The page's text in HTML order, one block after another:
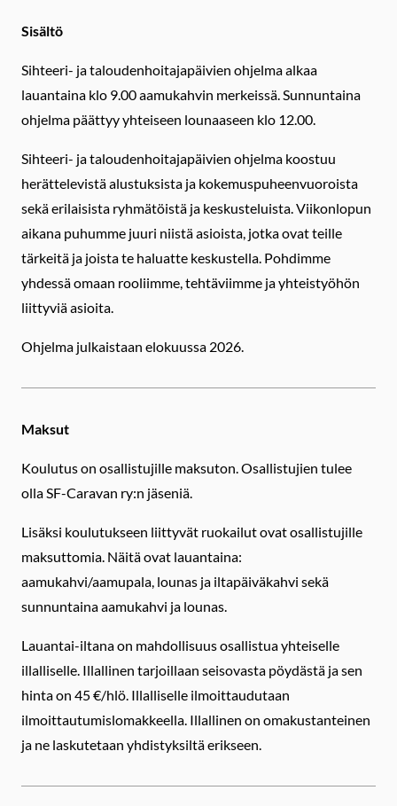
Sisältö
Sihteeri- ja taloudenhoitajapäivien ohjelma alkaa
lauantaina klo 9.00 aamukahvin merkeissä. Sunnuntaina
ohjelma päättyy yhteiseen lounaaseen klo 12.00.
Sihteeri- ja taloudenhoitajapäivien ohjelma koostuu
herättelevistä alustuksista ja kokemuspuheenvuoroista
sekä erilaisista ryhmätöistä ja keskusteluista. Viikonlopun
aikana puhumme juuri niistä asioista, jotka ovat teille
tärkeitä ja joista te haluatte keskustella. Pohdimme
yhdessä omaan rooliimme, tehtäviimme ja yhteistyöhön
liittyviä asioita.
Ohjelma julkaistaan elokuussa 2026.
Maksut
Koulutus on osallistujille maksuton. Osallistujien tulee
olla SF-Caravan ry:n jäseniä.
Lisäksi koulutukseen liittyvät ruokailut ovat osallistujille
maksuttomia. Näitä ovat lauantaina:
aamukahvi/aamupala, lounas ja iltapäiväkahvi sekä
sunnuntaina aamukahvi ja lounas.
Lauantai-iltana on mahdollisuus osallistua yhteiselle
illalliselle. Illallinen tarjoillaan seisovasta pöydästä ja sen
hinta on 45 €/hlö. Illalliselle ilmoittaudutaan
ilmoittautumislomakkeella. Illallinen on omakustanteinen
ja ne laskutetaan yhdistyksiltä erikseen.